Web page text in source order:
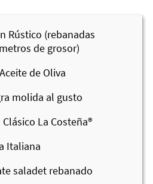
Rústico (rebanadas
de grosor)
de Oliva
molida al gusto
La Costeña®
Italiana
saladet rebanado